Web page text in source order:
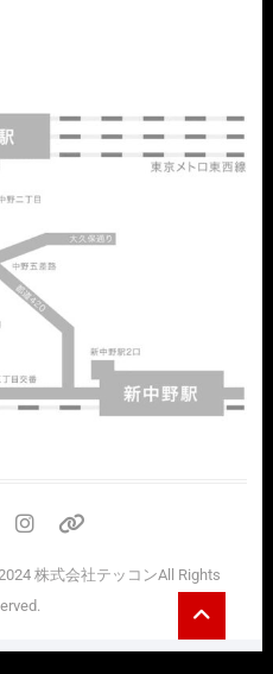
instagram
情
の
株式会社テッコンAll Rights
to